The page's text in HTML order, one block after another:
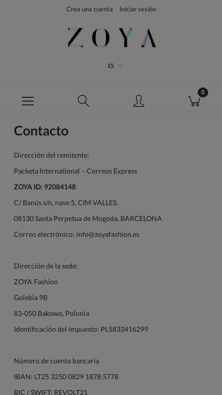
Crea una cuenta Iniciar sesión
ES
Contacto
Dirección del remitente:
Packeta International – Correos Express
ZOYA ID: 92084148
C/ Banús s/n, nave 5, CIM VALLES.
08130 Santa Perpetua de Mogoda, BARCELONA
Correo electrónico: info@zoyafashion.es
Dirección de la sede:
ZOYA Fashion
Golebia 9B
83-050 Bakowo, Polonia
Identificación del impuesto: PL5833416299
Número de cuenta bancaria
IBAN: LT25 3250 0829 1878 5778
BIC / SWIFT: REVOLT21